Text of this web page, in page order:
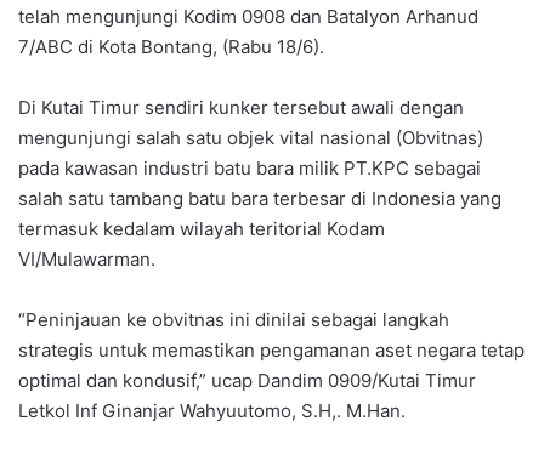
telah mengunjungi Kodim 0908 dan Batalyon Arhanud
7/ABC di Kota Bontang, (Rabu 18/6).
Di Kutai Timur sendiri kunker tersebut awali dengan
mengunjungi salah satu objek vital nasional (Obvitnas)
pada kawasan industri batu bara milik PT.KPC sebagai
salah satu tambang batu bara terbesar di Indonesia yang
termasuk kedalam wilayah teritorial Kodam
VI/Mulawarman.
“Peninjauan ke obvitnas ini dinilai sebagai langkah
strategis untuk memastikan pengamanan aset negara tetap
optimal dan kondusif,” ucap Dandim 0909/Kutai Timur
Letkol Inf Ginanjar Wahyuutomo, S.H,. M.Han.